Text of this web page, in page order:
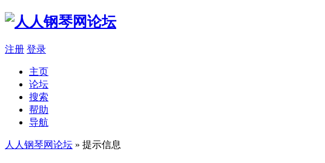
注册 登录
主页
论坛
搜索
帮助
导航
人人钢琴网论坛 » 提示信息